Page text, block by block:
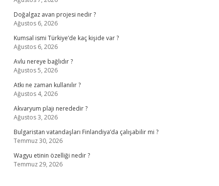
Doğalgaz avan projesi nedir ?
Ağustos 6, 2026
Kumsal ismi Türkiye’de kaç kişide var ?
Ağustos 6, 2026
Avlu nereye bağlıdır ?
Ağustos 5, 2026
Atkı ne zaman kullanılır ?
Ağustos 4, 2026
Akvaryum plajı nerededir ?
Ağustos 3, 2026
Bulgaristan vatandaşları Finlandiya’da çalışabilir mi ?
Temmuz 30, 2026
Wagyu etinin özelliği nedir ?
Temmuz 29, 2026